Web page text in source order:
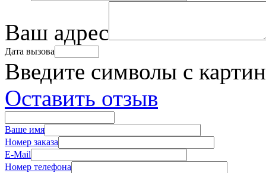
Ваш адрес
Дата вызова
Введите символы с
Оставить отзыв
Ваше имя
Номер заказа
E-Mail
Номер телефона